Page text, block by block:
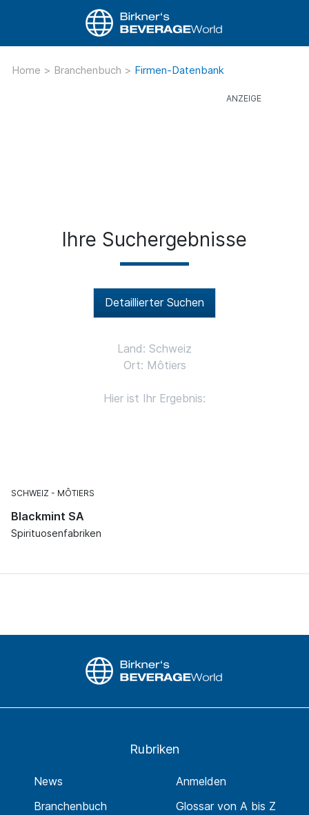
Home > Branchenbuch > Firmen-Datenbank
Ihre Suchergebnisse
Detaillierter Suchen
Land: Schweiz
Ort: Môtiers
Hier ist Ihr Ergebnis:
SCHWEIZ MÔTIERS
Blackmint SA
Spirituosenfabriken
Rubriken
News
Branchenbuch
Anmelden
Glossar von A bis Z